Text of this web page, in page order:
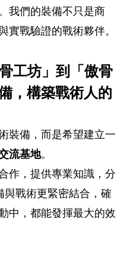
我們的裝備不只是商
實戰驗證的戰術夥伴。
工坊」到「傲骨
，構築戰術人的
裝備，而是希望建立一
流基地。
作，提供專業知識，分
戰術更緊密結合，確
中，都能發揮最大的效